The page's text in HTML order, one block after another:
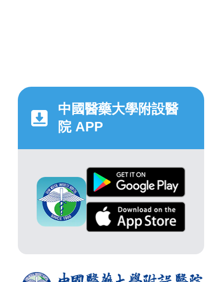
中國醫藥大學附設醫
院 APP